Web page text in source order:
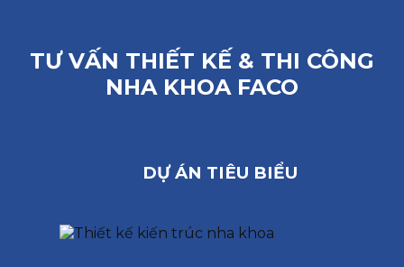
TƯ VẤN THIẾT KẾ & THI CÔNG
NHA KHOA FACO
DỰ ÁN TIÊU BIỂU